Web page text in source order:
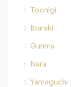
Tochigi
Ibaraki
Gunma
Nara
Yamaguchi